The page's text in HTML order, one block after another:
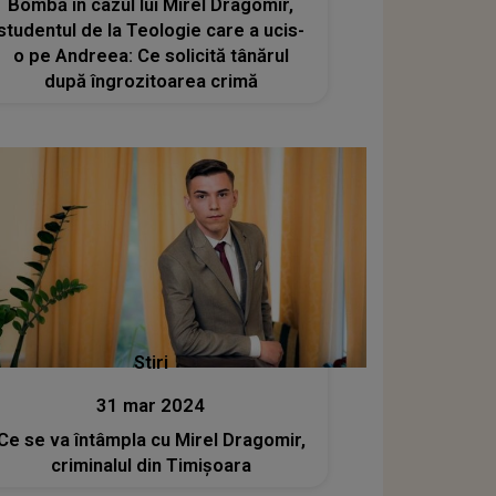
Bombă în cazul lui Mirel Dragomir,
de la Teologie care a ucis-
o pe Andreea: Ce solicită tânărul
după îngrozitoarea crimă
Stiri
31 mar 2024
se va întâmpla cu Mirel Dragomir,
criminalul din Timișoara